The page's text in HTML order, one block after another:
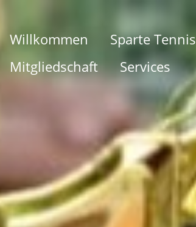
Willkommen Sparte Tennis
Mitgliedschaft
Services